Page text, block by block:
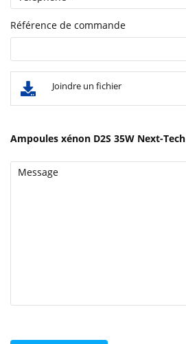
Référence de commande
Joindre un fichier
Ampoules xénon D2S 35W Next-Tech